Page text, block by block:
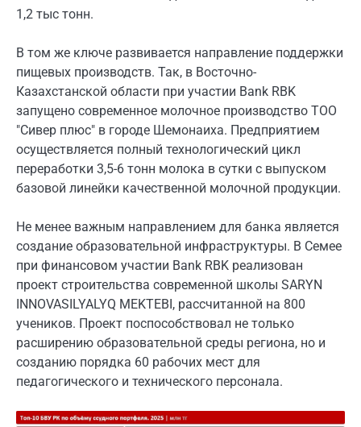
1,2 тыс тонн.
В том же ключе развивается направление поддержки
пищевых производств. Так, в Восточно-
Казахстанской области при участии Bank RBK
запущено современное молочное производство ТОО
"Сивер плюс" в городе Шемонаиха. Предприятием
осуществляется полный технологический цикл
переработки 3,5-6 тонн молока в сутки с выпуском
базовой линейки качественной молочной продукции.
Не менее важным направлением для банка является
создание образовательной инфраструктуры. В Семее
при финансовом участии Bank RBK реализован
проект строительства современной школы SARYN
INNOVASILYALYQ MEKTEBI, рассчитанной на 800
учеников. Проект поспособствовал не только
расширению образовательной среды региона, но и
созданию порядка 60 рабочих мест для
педагогического и технического персонала.